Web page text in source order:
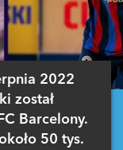
2022
został
Barcelony.
50 tys.